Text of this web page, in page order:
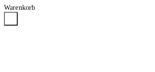
Warenkorb